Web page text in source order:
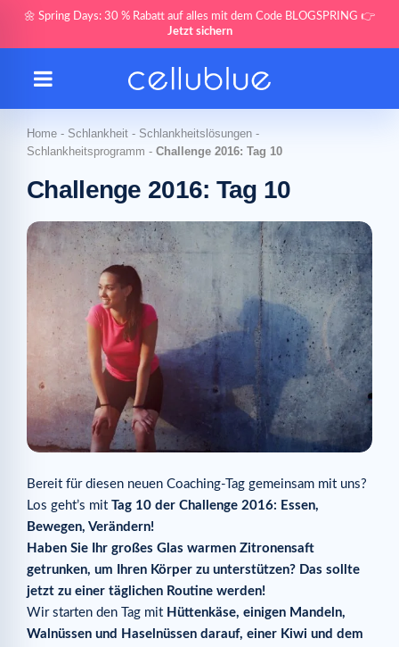
🌼 Spring Days: 30 % Rabatt auf alles mit dem Code BLOGSPRING 👉
Jetzt sichern
Home - Schlankheit - Schlankheitslösungen -
Schlankheitsprogramm - Challenge 2016: Tag 10
Challenge 2016: Tag 10
Bereit für diesen neuen Coaching-Tag gemeinsam mit uns?
Los geht’s mit Tag 10 der Challenge 2016: Essen,
Bewegen, Verändern!
Haben Sie Ihr großes Glas warmen Zitronensaft
getrunken, um Ihren Körper zu unterstützen? Das sollte
jetzt zu einer täglichen Routine werden!
Wir starten den Tag mit Hüttenkäse, einigen Mandeln,
Walnüssen und Haselnüssen darauf, einer Kiwi und dem